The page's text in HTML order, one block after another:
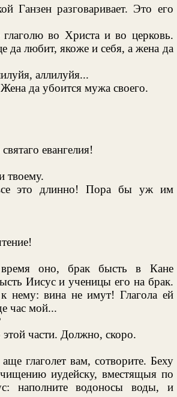
разговаривает. Это его
во Христа и во церковь.
любит, якоже и себя, а жена да
аллилуйя...
да убоится мужа своего.
евангелия!
твоему.
это длинно! Пора бы уж им
оно, брак бысть в Кане
Иисус и ученицы его на брак.
нему: вина не имут! Глагола ей
час мой...
части. Должно, скоро.
глаголет вам, сотворите. Беху
иудейску, вместящыя по
наполните водоносы воды, и